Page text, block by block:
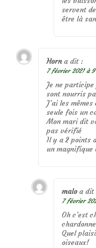
servent
être là
Horn a dit :
7 février 2021 à
Je ne
sont nourris
J’ai les
seule fois un
Mon mari dit
pas vérifié
Il y a 2 points
un magnifique
malo a dit
7 février
Oh c’est
Quel
oiseaux!